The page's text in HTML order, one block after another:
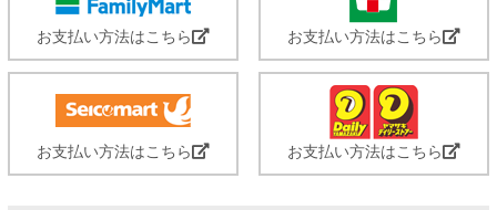
お支払い方法はこちら お支払い方法はこちら
お支払い方法はこちら お支払い方法はこちら